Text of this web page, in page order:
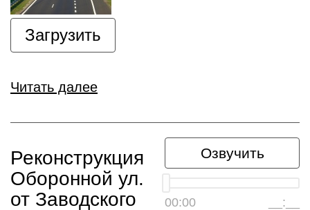
Загрузить
Читать далее
Озвучить
00:00 __:__
Реконструкция
Оборонной ул.
от Заводского